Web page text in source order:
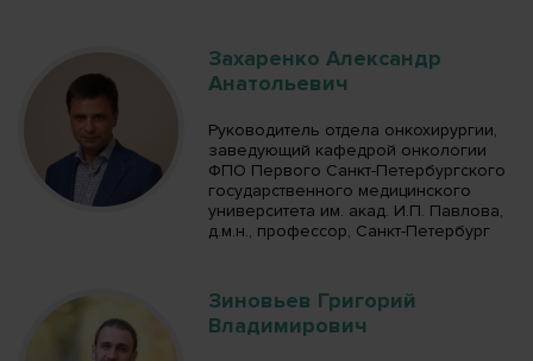
Захаренко Александр
Анатольевич
Руководитель отдела онкохирургии,
заведующий кафедрой онкологии
ФПО Первого Санкт-Петербургского
государственного медицинского
университета им. акад. И.П. Павлова,
д.м.н., профессор, Санкт-Петербург
Зиновьев Григорий
Владимирович